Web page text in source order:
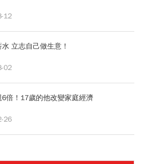
12
立志自己做生意！
02
6倍！17歲的他改變家庭經濟
26